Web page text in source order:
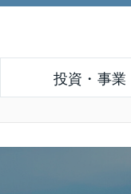
投資・事業